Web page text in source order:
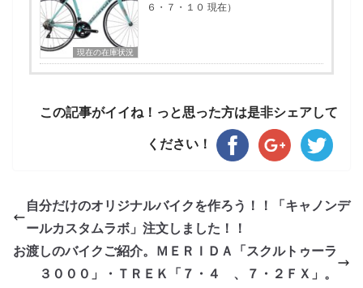
現在の在庫状況
６・７・１０ 現在）
この記事がイイね！っと思った方は是非シェアして
ください！
自分だけのオリジナルバイクを作ろう！！「キャノンデ
ールカスタムラボ」注文しました！！
お渡しのバイクご紹介。ＭＥＲＩＤＡ「スクルトゥーラ
３０００」・ＴＲＥＫ「７・４ 、７・２ＦＸ」。